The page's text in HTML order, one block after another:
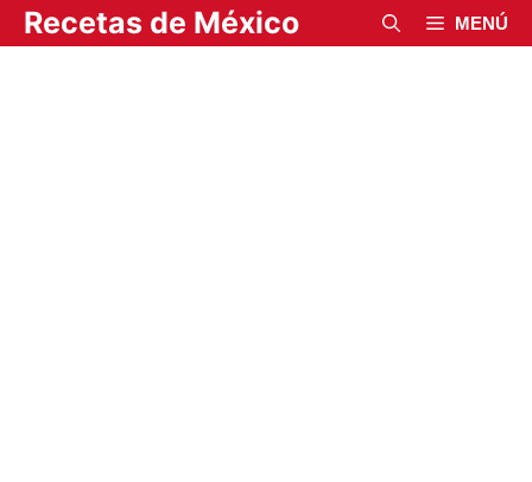
Saltar
al
Recetas de México MENÚ